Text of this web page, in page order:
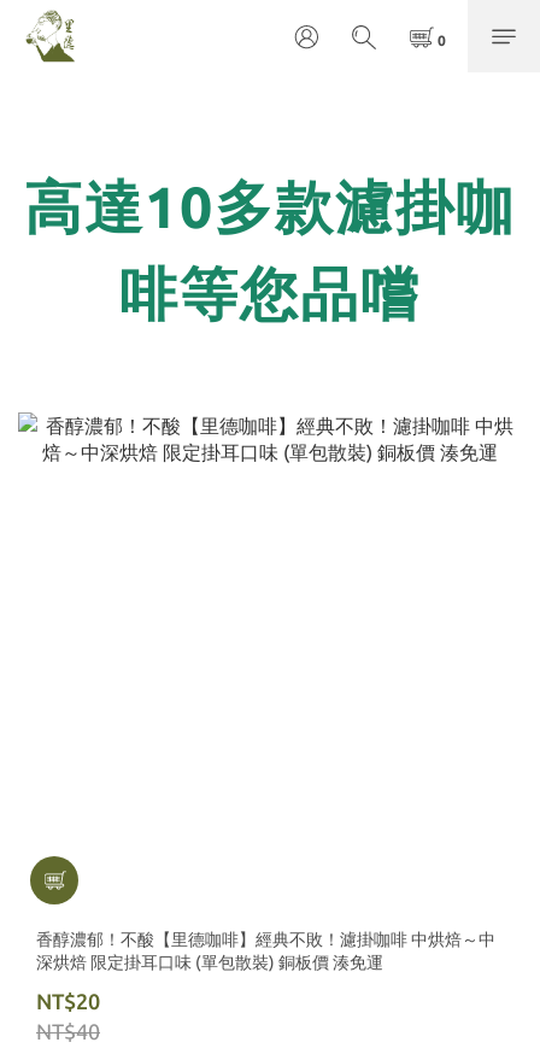
高達10多款濾掛咖
啡等您品嚐
香醇濃郁！不酸【里德咖啡】經典不敗！濾掛咖啡 中烘焙～中
深烘焙 限定掛耳口味 (單包散裝) 銅板價 湊免運
NT$20
NT$40